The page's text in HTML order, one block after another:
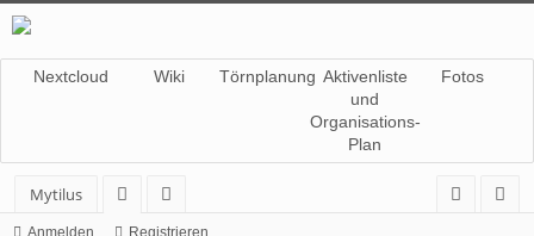
Nextcloud Wiki Törnplanung Aktivenliste
und
Organisations-
Plan
Fotos
Mytilus
or
itg
Anmelden Registrieren